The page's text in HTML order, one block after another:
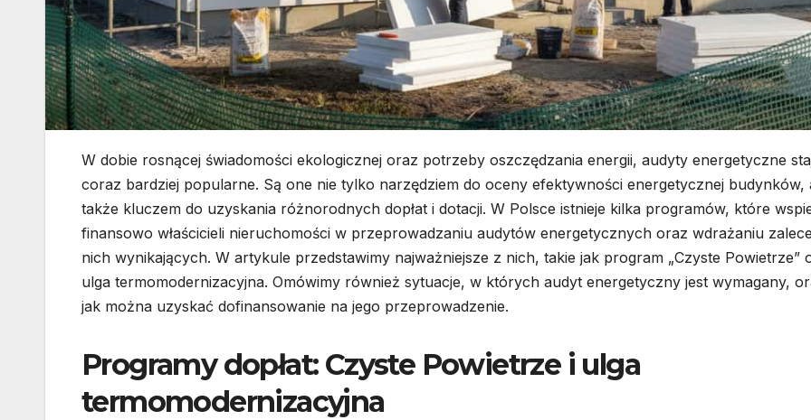
W dobie rosnącej świadomości ekologicznej oraz potrzeby oszczędzania energii, audyty energetyczne
coraz bardziej popularne. Są one nie tylko narzędziem do oceny efektywności energetycznej budynków,
także kluczem do uzyskania różnorodnych dopłat i dotacji. W Polsce istnieje kilka programów, które
finansowo właścicieli nieruchomości w przeprowadzaniu audytów energetycznych oraz wdrażaniu
nich wynikających. W artykule przedstawimy najważniejsze z nich, takie jak program „Czyste Powietrze”
ulga termomodernizacyjna. Omówimy również sytuacje, w których audyt energetyczny jest wymagany,
jak można uzyskać dofinansowanie na jego przeprowadzenie.
Programy dopłat: Czyste Powietrze i ulga
termomodernizacyjna